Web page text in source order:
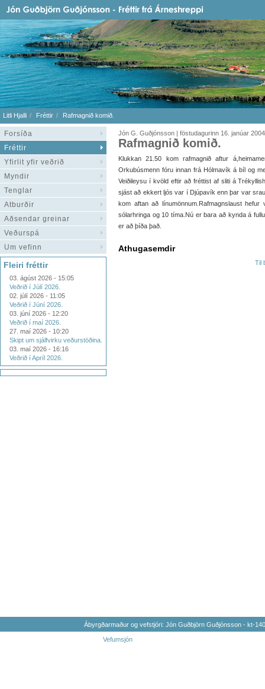
Litli Hjalli Fréttir Rafmagnið komið.
Forsíða
Fréttir
Yfirlit yfir veðrið
Myndir
Tenglar
Atburðir
Aðsendar greinar
Veðurspá
Um vefinn
Fleiri fréttir
03. ágúst 2026 - 15:05
Veðrið í Júlí 2026.
02. júlí 2026 - 11:05
Veðrið í Júní 2026.
03. júní 2026 - 12:20
Veðrið í maí 2026.
27. maí 2026 - 10:20
Skipt um sjálfvirku veðurstöðina.
03. maí 2026 - 16:16
Veðrið í Apríl 2026.
Jón G. Guðjónsson | föstudagurinn 16. janúar 2004
Rafmagnið komið.
Klukkan 21.50 kom rafmagnið aftur
Orkubúsmenn fóru innan frá Hólmavík á bíl og
Veiðileysu í kvöld eftir að fréttist af sliti á
sjást að ekkert ljós var í Djúpavík enn þar var
kom aftan að línumönnum.Rafmagnslaust
sólarhringa og 10 tíma.Nú er bara að kynda á
er að þíða það.
Athugasemdir
Til
Ábyrgðarmaður og vefstjóri: Jón Guðbjörn Guðjónsson - kt-
Vefumsjón